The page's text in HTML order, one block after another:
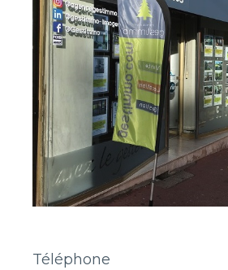
Téléphone